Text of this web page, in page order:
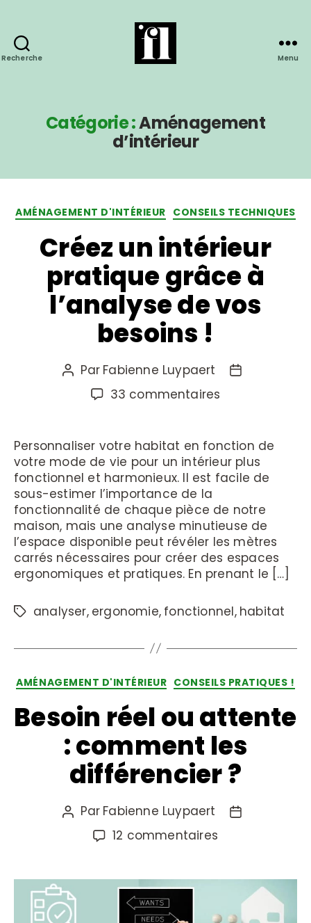
Recherche Menu
Catégorie :Aménagement
d’intérieur
AMÉNAGEMENT D'INTÉRIEUR CONSEILS TECHNIQUES
Créez un intérieur
pratique grâce à
l’analyse de vos
besoins !
Par Fabienne Luypaert
33 commentaires
Personnaliser votre habitat en fonction de
votre mode de vie pour un intérieur plus
fonctionnel et harmonieux. Il est facile de
sous-estimer l’importance de la
fonctionnalité de chaque pièce de notre
maison, mais une analyse minutieuse de
l’espace disponible peut révéler les mètres
carrés nécessaires pour créer des espaces
ergonomiques et pratiques. En prenant le […]
analyser, ergonomie, fonctionnel, habitat
AMÉNAGEMENT D'INTÉRIEUR CONSEILS PRATIQUES !
Besoin réel ou attente
: comment les
différencier ?
Par Fabienne Luypaert
12 commentaires